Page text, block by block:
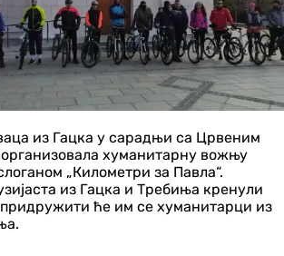
из Гацка у сарадњи са Црвеним
организовала хуманитарну вожњу
„Километри за Павла“.
из Гацка и Требиња кренули
придружити ће им се хуманитарци из